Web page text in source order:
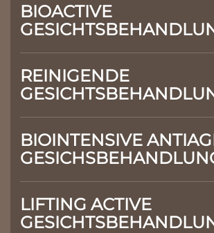
BIOACTIVE
REINIGENDE
BIOINTENSIVE
LIFTING ACTIVE